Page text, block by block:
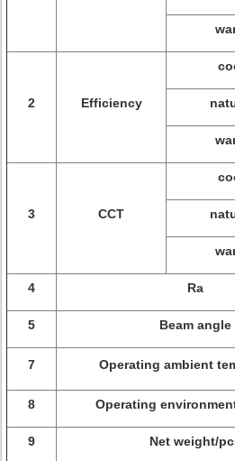
2 Efficiency
3 CCT
4 Ra
5 Beam angle
7 Operating ambient
8 Operating
9 Net weight/